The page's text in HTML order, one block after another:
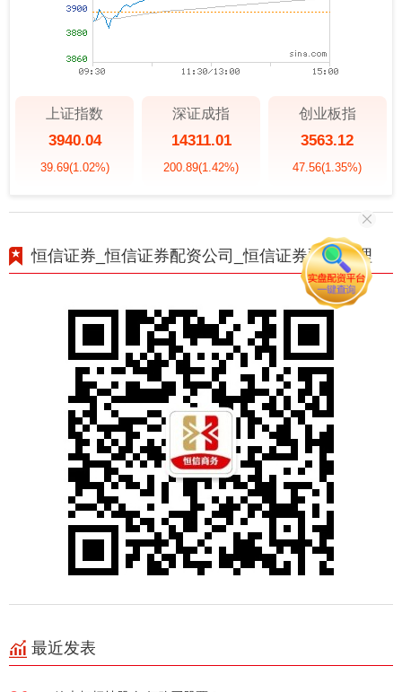
上证指数
3940.04
39.69(1.02%)
深证成指
14311.01
200.89(1.42%)
创业板指
3563.12
47.56(1.35%)
恒信证券_恒信证券配资公司_恒信证券配资代理
最近发表